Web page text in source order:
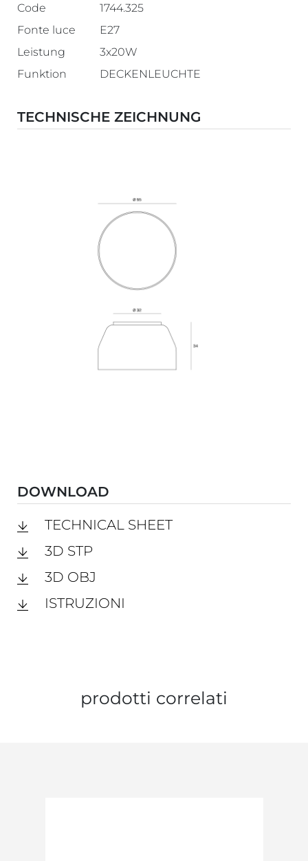
Code
1744.325
Fonte luce
E27
Leistung
3x20W
Funktion
DECKENLEUCHTE
TECHNISCHE ZEICHNUNG
DOWNLOAD
TECHNICAL SHEET
3D STP
3D OBJ
ISTRUZIONI
prodotti correlati